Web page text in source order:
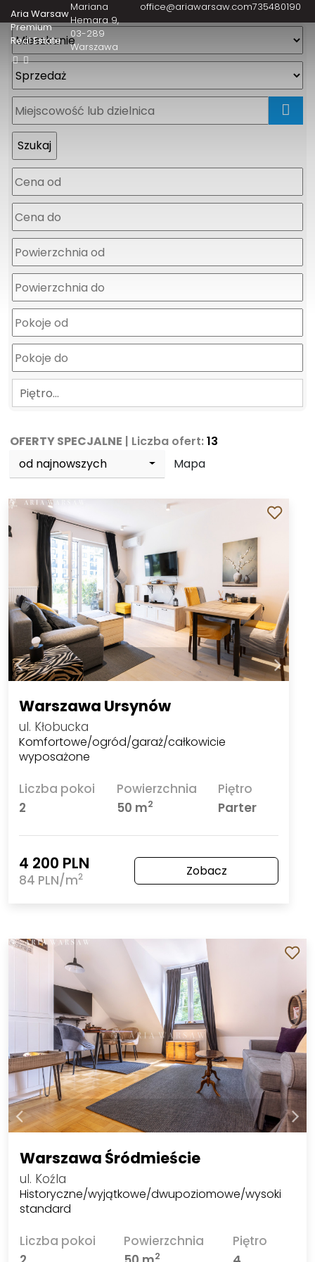
Aria Warsaw
Premium
Real Estate
Mariana
Hemara 9
03-289
Warszawa
office@ariawarsaw.com735480190
Piętro…
OFERTY SPECJALNE | Liczba ofert:13
od najnowszych
Mapa
Warszawa Ursynów
ul. Kłobucka
Komfortowe/ogród/garaż/całkowicie
wyposażone
Liczba pokoi
2
Powierzchnia
50 m2
Piętro
Parter
4 200 PLN
84 PLN/m2 Zobacz
Warszawa Śródmieście
ul. Koźla
Historyczne/wyjątkowe/dwupoziomowe/wysoki
standard
Liczba pokoi
Powierzchnia
2
Piętro